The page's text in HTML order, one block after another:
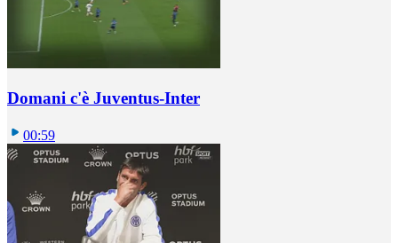
Domani c'è Juventus-Inter
00:59